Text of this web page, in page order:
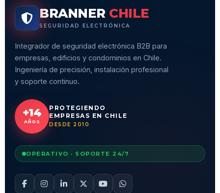
BRANNER CHILE
SEGURIDAD ELECTRÓNICA
Integrador de seguridad electrónica B2B para
empresas, edificios y condominios en Chile.
Ingeniería de precisión, instalación profesional
y soporte continuo.
+14
AÑOS
PROTEGIENDO
EMPRESAS EN CHILE
DESDE 2010
OPERATIVO · SOPORTE 24/7